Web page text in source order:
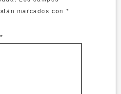
marcados con *
*